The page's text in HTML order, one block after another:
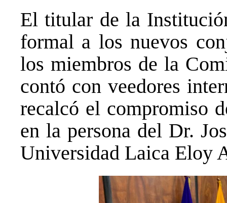
El titular de la
formal a los nuevos
los miembros de la
contó con veedores
recalcó el compromiso
en la persona del Dr.
Universidad Laica Eloy